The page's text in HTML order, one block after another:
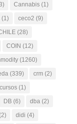
Cannabis (1)
(1) ceco2 (9)
(28)
COIN (12)
(1260)
(339) crm (2)
cursos (1)
DB (6) dba (2)
didi (4)